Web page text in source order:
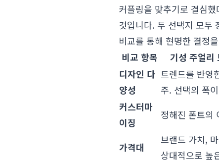
커플링을 맞추기로 결심
것입니다. 두 선택지 모두
비교를 통해 현명한 결정
비교 항목
기성 주얼리
디자인 다
양성
트렌드를 반영
주. 선택의 폭
커스터마
이징
정해진 폰트의
가격대
브랜드 가치,
상대적으로 높